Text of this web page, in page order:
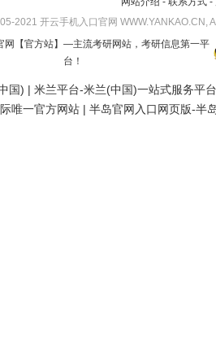
2021 开云手机入口官网
网
【官方站】—主流考研网站，考研信息第一平
台！
国) | 米兰平台-米兰(中国)一站式服务平台
唯一官方网站 | 半岛官网入口网页版-半